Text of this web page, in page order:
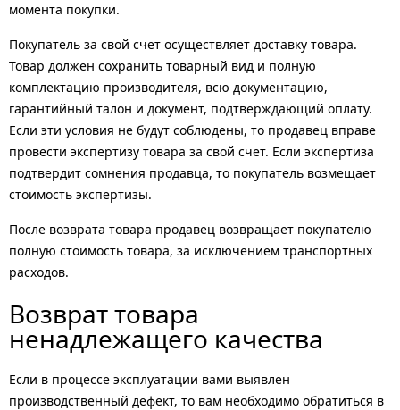
момента покупки.
Покупатель за свой счет осуществляет доставку товара.
Товар должен сохранить товарный вид и полную
комплектацию производителя, всю документацию,
гарантийный талон и документ, подтверждающий оплату.
Если эти условия не будут соблюдены, то продавец вправе
провести экспертизу товара за свой счет. Если экспертиза
подтвердит сомнения продавца, то покупатель возмещает
стоимость экспертизы.
После возврата товара продавец возвращает покупателю
полную стоимость товара, за исключением транспортных
расходов.
Возврат товара
ненадлежащего качества
Если в процессе эксплуатации вами выявлен
производственный дефект, то вам необходимо обратиться в